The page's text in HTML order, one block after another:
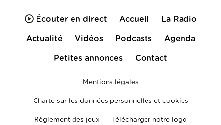
Écouter en direct Accueil La Radio
Actualité Vidéos Podcasts Agenda
Petites annonces Contact
Mentions légales
Charte sur les données personnelles et cookies
Règlement des jeux Télécharger notre logo